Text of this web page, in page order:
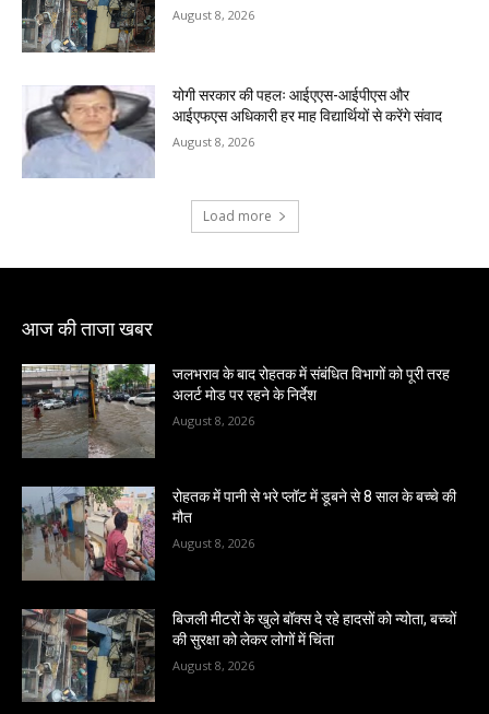
August 8, 2026
योगी सरकार की पहलः आईएएस-आईपीएस और
आईएफएस अधिकारी हर माह विद्यार्थियों से करेंगे संवाद
August 8, 2026
Load more
आज की ताजा खबर
जलभराव के बाद रोहतक में संबंधित विभागों को पूरी तरह
अलर्ट मोड पर रहने के निर्देश
August 8, 2026
रोहतक में पानी से भरे प्लॉट में डूबने से 8 साल के बच्चे की
मौत
August 8, 2026
बिजली मीटरों के खुले बॉक्स दे रहे हादसों को न्योता, बच्चों
की सुरक्षा को लेकर लोगों में चिंता
August 8, 2026